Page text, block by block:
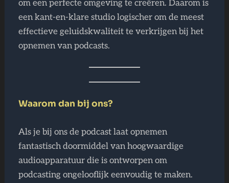
om een ​​perfecte omgeving te creëren. Daarom is
een kant-en-klare studio logischer om de meest
effectieve geluidskwaliteit te verkrijgen bij het
opnemen van podcasts.
Waarom dan bij ons?
Als je bij ons de podcast laat opnemen
fantastisch doormiddel van hoogwaardige
audioapparatuur die is ontworpen om
podcasting ongelooflijk eenvoudig te maken.